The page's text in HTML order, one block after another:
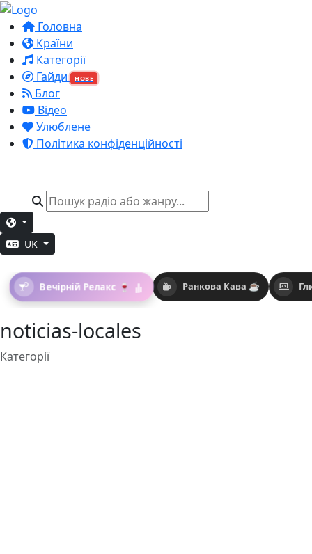
Головна
Країни
Категорії
Гайди
НОВЕ
Блог
Відео
Улюблене
Політика конфіденційності
UK
Ранкова Кава ☕
Вечірній Релакс 🍷
noticias-locales
Категорії